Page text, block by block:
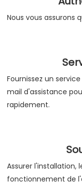
Nous vous assurons
Fournissez un
mail d'assistance
rapidement.
Assurer l'installation,
fonctionnement de